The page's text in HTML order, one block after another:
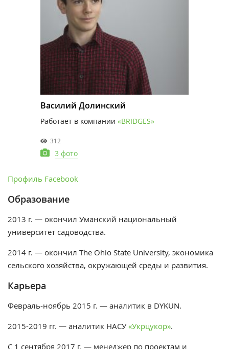
Василий Долинский
Работает в компании «BRIDGES»
312
3 фото
Профиль Facebook
Образование
2013 г. — окончил Уманский национальный
университет садоводства.
2014 г. — окончил The Ohio State University, экономика
сельского хозяйства, окружающей среды и развития.
Карьера
Февраль-ноябрь 2015 г. — аналитик в DYKUN.
2015-2019 гг. — аналитик НАСУ «Укрцукор».
С 1 сентября 2017 г. — менеджер по проектам и